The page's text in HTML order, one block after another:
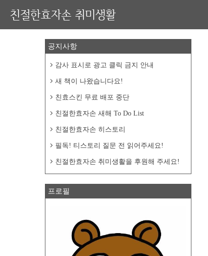
친절한효자손 취미생활
공지사항
감사 표시로 광고 클릭 금지 안내
새 책이 나왔습니다요!
친효스킨 무료 배포 중단
친절한효자손 새해 To Do List
친절한효자손 히스토리
필독! 티스토리 질문 전 읽어주세요!
친절한효자손 취미생활을 후원해 주세요!
프로필